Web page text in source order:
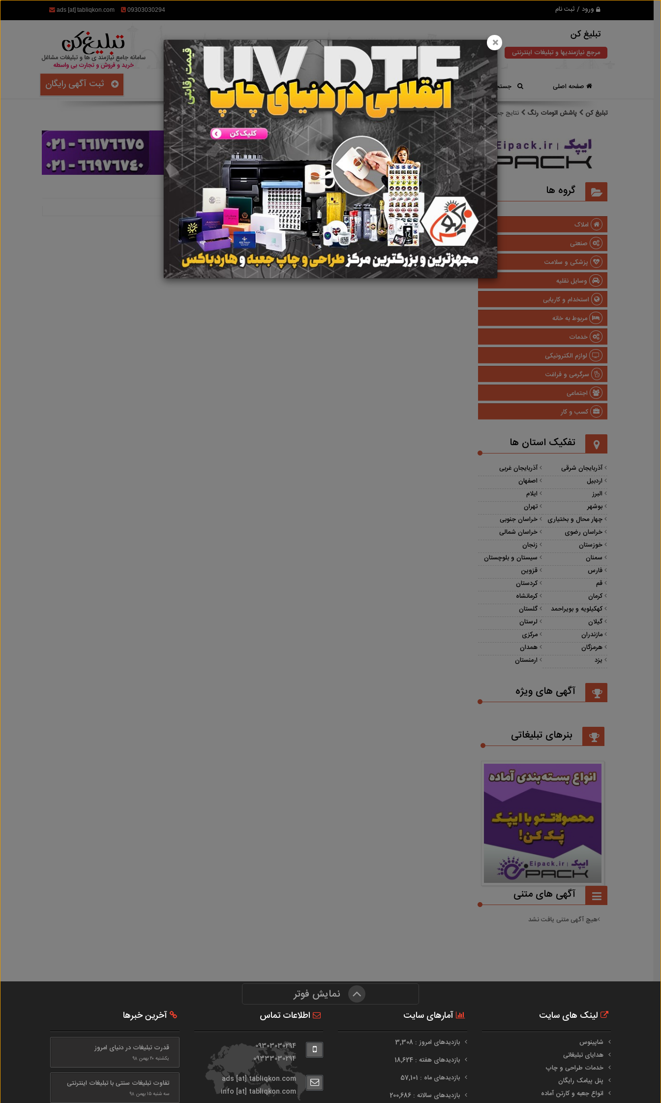
ورود / ثبت نام ads [at] tabliqkon.com 09303030294
تبلیغ کن
مرجع نیازمندیها و تبلیغات اینترنتی
صفحه اصلی جستجوی سریع تعرفه آگهی ها خبرهای سایت تماس با ما ثبت آگهی رایگان
تبلیغ کن پاشش اتومات رنگ نتایج جستجو برای برچسبپاشش اتومات رنگ
نتایج جستجو برای برچسبپاشش اتومات رنگ گروه ها
املاک
صنعتی
پزشکی و سلامت
وسایل نقلیه
استخدام و کاریابی
مربوط به خانه
خدمات
لوازم الکترونیکی
سرگرمی و فراغت
اجتماعی
کسب و کار
تفکیک استان ها
آذربایجان شرقی
آذربایجان غربی
اردبیل
اصفهان
البرز
ایلام
بوشهر
تهران
چهار محال و بختیاری
خراسان جنوبی
خراسان رضوی
خراسان شمالی
خوزستان
زنجان
سمنان
سیستان و بلوچستان
فارس
قزوین
قم
کردستان
کرمان
کرمانشاه
کهکیلویه و بویراحمد
گلستان
گیلان
لرستان
مازندران
مرکزی
هرمزگان
همدان
یزد
ارمنستان
آگهی های ویژه
بنرهای تبلیغاتی
آگهی های متنی
هیچ آگهی متنی یافت نشد
نمایش فوتر
لینک های سایت
شاپینوس
هدایای تبلیغاتی
خدمات طراحی و چاپ
پنل پیامک رایگان
انواع جعبه و کارتن آماده
آمارهای سایت
بازدیدهای امروز : 3,308
بازدیدهای هفته : 18,624
بازدیدهای ماه : 57,101
بازدیدهای سالانه : 200,686
اطلاعات تماس
09303030294
09333030294
ads [at] tabliqkon.com
info [at] tabliqkon.com
آخرین خبرها
قدرت تبلیغات در دنیای امروز
یکشنبه ۲۰ بهمن ۹۸
تفاوت تبلیغات سنتی با تبلیغات اینترنتی
سه شنبه ۱۵ بهمن ۹۸
×